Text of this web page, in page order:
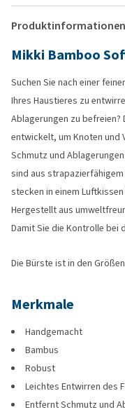
Produktinformationen
Mikki Bamboo
Suchen Sie nach einer
Ihres Haustieres zu
Ablagerungen zu befreien?
entwickelt, um Knoten und
Schmutz und
sind aus
stecken in einem
Hergestellt aus
Damit Sie die Kontrolle bei
Die Bürste ist in den
Merkmale
Handgemacht
Bambus
Robust
Leichtes Entwirren des
Entfernt Schmutz und